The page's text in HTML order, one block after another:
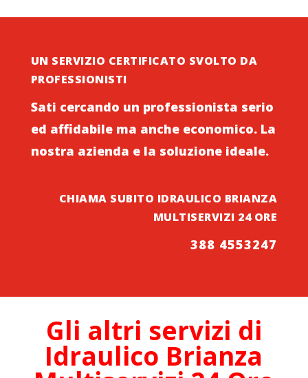
UN SERVIZIO CERTIFICATO SVOLTO DA
PROFESSIONISTI
Sati cercando un professionista serio
ed affidabile ma anche economico. La
nostra azienda e la soluzione ideale.
CHIAMA SUBITO IDRAULICO BRIANZA
MULTISERVIZI 24 ORE
388 4553247
Gli altri servizi di
Idraulico Brianza